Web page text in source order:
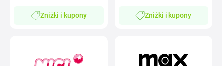
Zniżki i kupony Zniżki i kupony